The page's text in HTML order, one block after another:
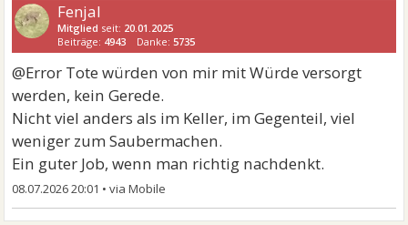
Fenjal
Mitglied seit: 20.01.2025
Beiträge: 4943 Danke:5735
@Error Tote würden von mir mit Würde versorgt
werden, kein Gerede.
Nicht viel anders als im Keller, im Gegenteil, viel
weniger zum Saubermachen.
Ein guter Job, wenn man richtig nachdenkt.
08.07.2026 20:01 •